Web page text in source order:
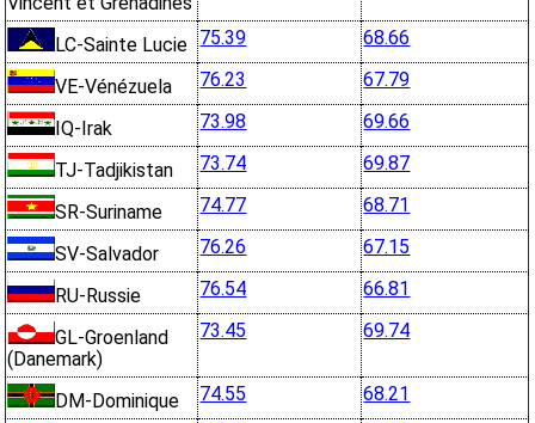
LC-Sainte Lucie 75.39 68.66
VE-Vénézuela 76.23 67.79
IQ-Irak 73.98 69.66
TJ-Tadjikistan 73.74 69.87
SR-Suriname 74.77 68.71
SV-Salvador 76.26 67.15
RU-Russie 76.54 66.81
GL-Groenland
(Danemark)
73.45 69.74
DM-Dominique 74.55 68.21